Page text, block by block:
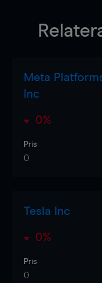
Meta
Inc
0%
Pris
0
Tesla Inc
0%
Pris
0